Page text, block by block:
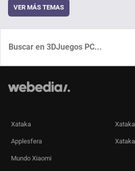
VER MÁS TEMAS
Xataka
Applesfera
Mundo Xiaomi